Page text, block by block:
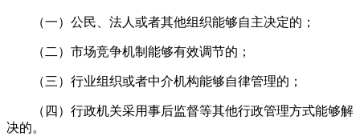
（一）公民、法人或者其他组织能够自主决定的；
（二）市场竞争机制能够有效调节的；
（三）行业组织或者中介机构能够自律管理的；
（四）行政机关采用事后监督等其他行政管理方式能够解
决的。